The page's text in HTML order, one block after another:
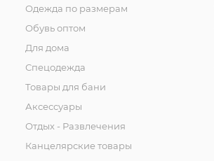
Одежда по размерам
Обувь оптом
Для дома
Спецодежда
Товары для бани
Аксессуары
Отдых - Развлечения
Канцелярские товары